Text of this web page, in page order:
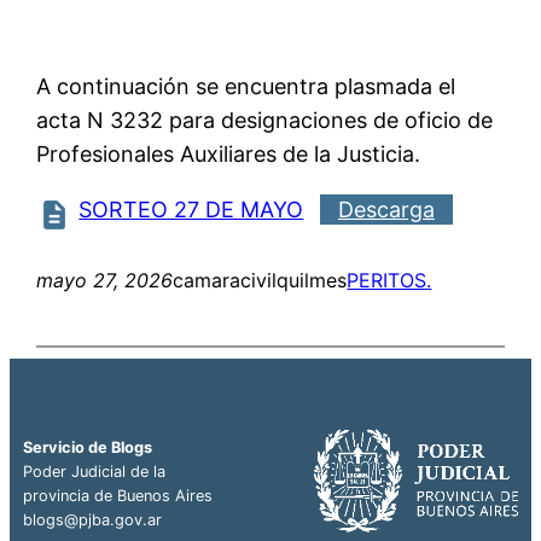
A continuación se encuentra plasmada el
acta N 3232 para designaciones de oficio de
Profesionales Auxiliares de la Justicia.
SORTEO 27 DE MAYO Descarga
mayo 27, 2026camaracivilquilmesPERITOS.
Servicio de Blogs
Poder Judicial de la
provincia de Buenos Aires
blogs@pjba.gov.ar